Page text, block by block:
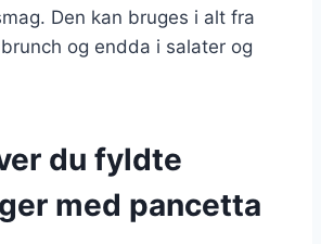
Den kan bruges i alt fra
og endda i salater og
du fyldte
med pancetta